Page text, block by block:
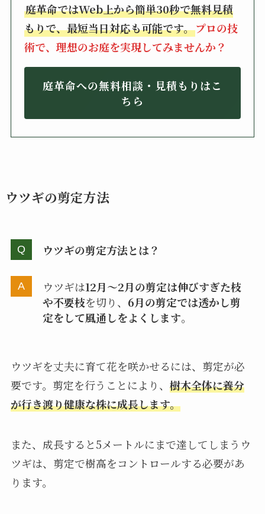
庭革命ではWeb上から簡単30秒で無料見積
もりで、最短当日対応も可能です。プロの技
術で、理想のお庭を実現してみませんか？
庭革命への無料相談・見積もりはこ
ちら
ウツギの剪定方法
ウツギの剪定方法とは？
ウツギは12月～2月の剪定は伸びすぎた枝
や不要枝を切り、 6月の剪定では透かし剪
定をして風通しをよくします。
ウツギを丈夫に育て花を咲かせるには、剪定が必
要です。剪定を行うことにより、 樹木全体に養分
が行き渡り健康な株に成長します。
また、成長すると5メートルにまで達してしまうウ
ツギは、剪定で樹高をコントロールする必要があ
ります。